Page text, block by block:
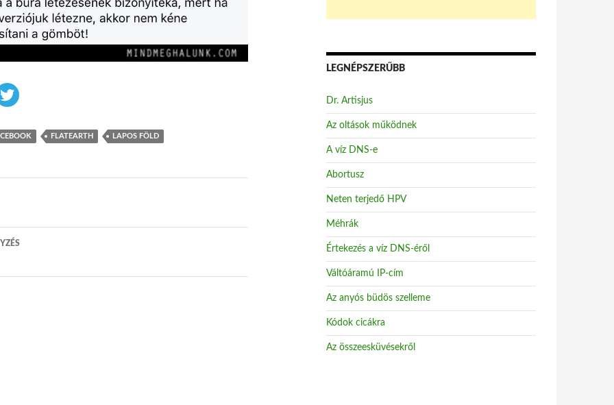
FLATEARTH LAPOS FÖLD
LEGNÉPSZERŰBB
Dr. Artisjus
Az oltások működnek
A víz DNS-e
Abortusz
Neten terjedő HPV
Méhrák
Értekezés a víz DNS-éről
Váltóáramú IP-cím
Az anyós büdös szelleme
Kódok cicákra
Az összeesküvésekről